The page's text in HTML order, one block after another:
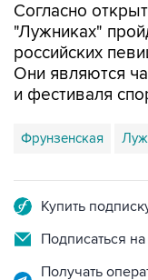
Согласно
"Лужниках"
российских
Они являются
и фестиваля
Фрунзенская
Купить
Подписаться
Получать